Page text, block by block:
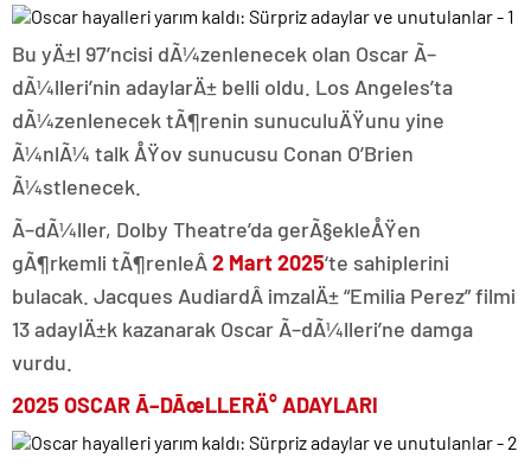
Bu yÄ±l 97’ncisi dÃ¼zenlenecek olan Oscar Ã–
dÃ¼lleri’nin adaylarÄ± belli oldu. Los Angeles’ta
dÃ¼zenlenecek tÃ¶renin sunuculuÄŸunu yine
Ã¼nlÃ¼ talk ÅŸov sunucusu Conan O’Brien
Ã¼stlenecek.
Ã–dÃ¼ller, Dolby Theatre’da gerÃ§ekleÅŸen
gÃ¶rkemli tÃ¶renleÂ2 Mart 2025‘te sahiplerini
bulacak. Jacques AudiardÂ imzalÄ± “Emilia Perez” filmi
13 adaylÄ±k kazanarak Oscar Ã–dÃ¼lleri’ne damga
vurdu.
2025 OSCAR Ã–DÃœLLERÄ° ADAYLARI